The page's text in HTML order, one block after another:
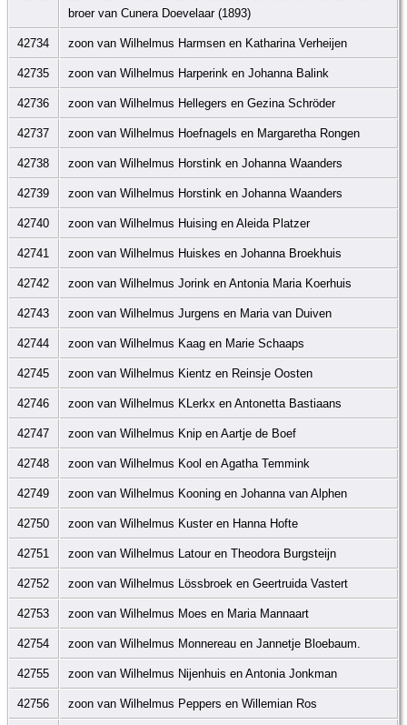
broer van Cunera Doevelaar (1893)
42734 zoon van Wilhelmus Harmsen en Katharina Verheijen
42735 zoon van Wilhelmus Harperink en Johanna Balink
42736 zoon van Wilhelmus Hellegers en Gezina Schröder
42737 zoon van Wilhelmus Hoefnagels en Margaretha Rongen
42738 zoon van Wilhelmus Horstink en Johanna Waanders
42739 zoon van Wilhelmus Horstink en Johanna Waanders
42740 zoon van Wilhelmus Huising en Aleida Platzer
42741 zoon van Wilhelmus Huiskes en Johanna Broekhuis
42742 zoon van Wilhelmus Jorink en Antonia Maria Koerhuis
42743 zoon van Wilhelmus Jurgens en Maria van Duiven
42744 zoon van Wilhelmus Kaag en Marie Schaaps
42745 zoon van Wilhelmus Kientz en Reinsje Oosten
42746 zoon van Wilhelmus KLerkx en Antonetta Bastiaans
42747 zoon van Wilhelmus Knip en Aartje de Boef
42748 zoon van Wilhelmus Kool en Agatha Temmink
42749 zoon van Wilhelmus Kooning en Johanna van Alphen
42750 zoon van Wilhelmus Kuster en Hanna Hofte
42751 zoon van Wilhelmus Latour en Theodora Burgsteijn
42752 zoon van Wilhelmus Lössbroek en Geertruida Vastert
42753 zoon van Wilhelmus Moes en Maria Mannaart
42754 zoon van Wilhelmus Monnereau en Jannetje Bloebaum.
42755 zoon van Wilhelmus Nijenhuis en Antonia Jonkman
42756 zoon van Wilhelmus Peppers en Willemian Ros